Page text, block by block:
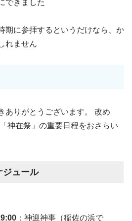
できました
期に参拝するというだけなら、か
れません
ありがとうございます。 改め
神在祭」の重要日程をおさらい
ジュール
：神迎神事（稲佐の浜で